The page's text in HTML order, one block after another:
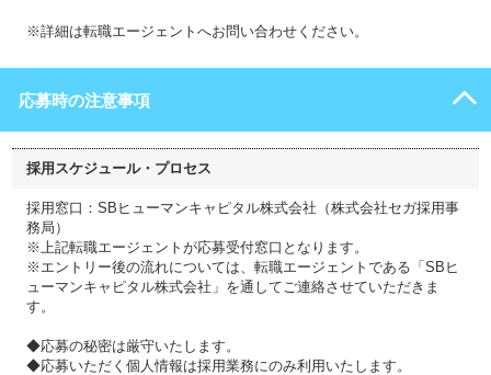
※詳細は転職エージェントへお問い合わせください。
応募時の注意事項
採用スケジュール・プロセス
採用窓口：SBヒューマンキャピタル株式会社（株式会社セガ採用事
務局）
※上記転職エージェントが応募受付窓口となります。
※エントリー後の流れについては、転職エージェントである「SBヒ
ューマンキャピタル株式会社」を通してご連絡させていただきま
す。
◆応募の秘密は厳守いたします。
◆応募いただく個人情報は採用業務にのみ利用いたします。